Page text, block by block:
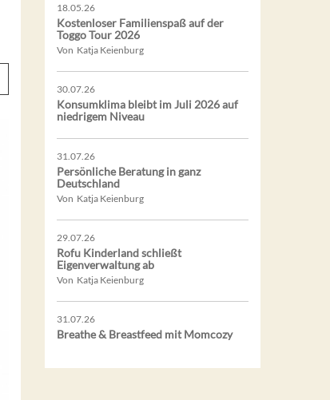
18.05.26
Kostenloser Familienspaß auf der
Toggo Tour 2026
Von Katja Keienburg
30.07.26
Konsumklima bleibt im Juli 2026 auf
niedrigem Niveau
31.07.26
Persönliche Beratung in ganz
Deutschland
Von Katja Keienburg
29.07.26
Rofu Kinderland schließt
Eigenverwaltung ab
Von Katja Keienburg
31.07.26
Breathe & Breastfeed mit Momcozy